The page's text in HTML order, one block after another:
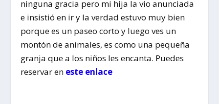
ninguna gracia pero mi hija la vio anunciada
e insistió en ir y la verdad estuvo muy bien
porque es un paseo corto y luego ves un
montón de animales, es como una pequeña
granja que a los niños les encanta. Puedes
reservar en este enlace